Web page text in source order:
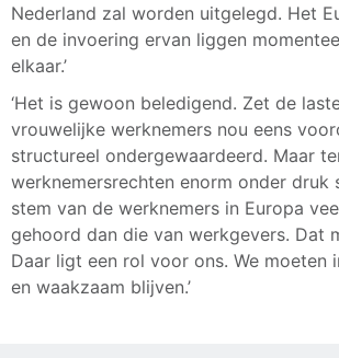
Nederland zal worden uitgelegd. Het
en de invoering ervan liggen
elkaar.’
‘Het is gewoon beledigend. Zet de
vrouwelijke werknemers nou eens
structureel ondergewaardeerd. Maar
werknemersrechten enorm onder druk
stem van de werknemers in Europa
gehoord dan die van werkgevers. Dat
Daar ligt een rol voor ons. We moeten
en waakzaam blijven.’